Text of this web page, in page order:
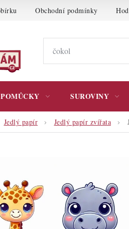
Obchodní podmínky
POMŮCKY SUROVINY
Jedlý papír Jedlý papír zvířata